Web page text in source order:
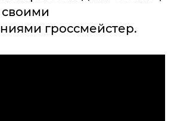
гроссмейстер.